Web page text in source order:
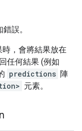
誤。
，會將結果放在
任何結果 (例如
predictions 陣
元素。